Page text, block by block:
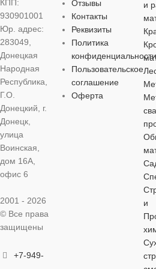
работ
ЦВЕТ
серебристый
МАТЕРИАЛ
оцинкованная сталь
ДИАМЕТР
6 мм
для
работ
ЦВЕТ
серебристый
оцинкованная сталь
КПП:
930901001
Юр. адрес:
283049,
Донецкая
Народная
Республика,
Г.О.
Донецкий, г.
Донецк,
улица
Воинская,
дом 16А,
офис 6
2001 - 2026
© Все права
защищены
+7-949-
Отзывы
Контакты
Реквизиты
Политика
Пользовательское
соглашение
Оферта
и
и